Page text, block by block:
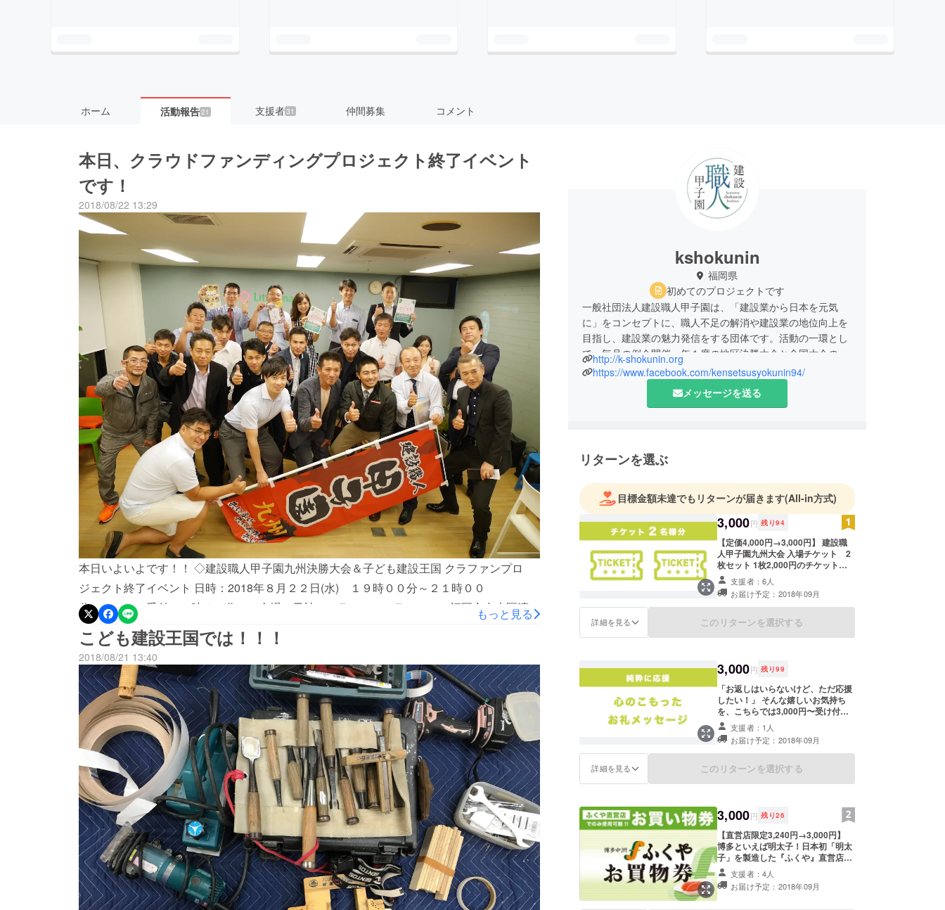
ホーム 活動報告21 支援者31 仲間募集 コメント
本日、クラウドファンディングプロジェクト終了イベント
です！
2018/08/22 13:29
本日いよいよです！！ ◇建設職人甲子園九州決勝大会＆子ども建設王国 クラファンプロ
ジェクト終了イベント 日時：2018年８月２２日(水) １９時００分～２１時００
分 （受付１８時３０分～）会場：天神テルラ テルラホール（福岡市中央区渡辺
通5－25－18 天神テルラビル７F） 参加費： 4,500円 を開催いたします。
今回初めて、建設職人甲子園という団体や活動を知らなかった方、建設業と縁がなかった方
にもPRし、プロジェクトへの共感と認知度アップを図ることを目的として、
CAMPFIRE（https://camp-fire.jp/）を利用してクラウドファンディングに挑戦しました。 7
月11日、19:30にプロジェクトオープンして開始20分で目標達成いたしました。そして、次
なるゴールを設定し、現在も挑戦を続けております。 建設職人甲子園『8月例会』にてプロ
ジェクトの報告と壇上企業様たちと一緒に大会に向けて決起集会ができればと思っておりま
すので、奮ってご参加下さい。
もっと見る
こども建設王国では！！！
2018/08/21 13:40
kshokunin
福岡県
初めてのプロジェクトです
一般社団法人建設職人甲子園は、「建設業から日本を元気
に」をコンセプトに、職人不足の解消や建設業の地位向上を
目指し、建設業の魅力発信をする団体です。活動の一環とし
て、毎月の例会開催、年１度の地区決勝大会と全国大会の開
催、小学校への出張授業等のボランティア活動などを行って
http://k-shokunin.org
https://www.facebook.com/kensetsusyokunin94/
メッセージを送る
リターンを選ぶ
目標金額未達でもリターンが届きます(All-in方式)
3,000円 残り94
【定価4,000円→3,000円】 建設職
人甲子園九州大会 入場チケット 2
枚セット 1枚2,000円のチケットが2
枚セットです。 ぜひ、会場でイベン
トにご参加ください。 ※お子様、学
生は入場無料です。 ※なみきスクエ
ア内のホールイベントの観覧に必要
なチケットです。
支援者：6人
お届け予定：2018年09月
詳細を見る このリターンを選択する
3,000円 残り99
「お返しはいらないけど、ただ応援
したい！」 そんな嬉しいお気持ち
を、こちらでは3,000円〜受け付け
ています。 理事や実行委員より、心
のこもったお礼のメッセージをお返
しさせていただきます。
支援者：1人
お届け予定：2018年09月
詳細を見る このリターンを選択する
3,000円 残り26
【直営店限定3,240円→3,000円】
博多といえば明太子！日本初「明太
子」を製造した『ふくや』直営店で
のみご利用可能なお買い物券1,080
円×3枚セット。 有効期限：2019年1
月31日まで ・ふくや直営店で1,080
支援者：4人
お届け予定：2018年09月